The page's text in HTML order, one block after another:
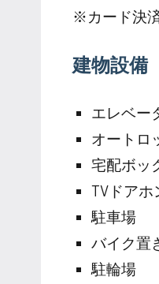
※カード決
建物設備
エレベー
オートロ
宅配ボッ
TVドアホ
駐車場
バイク置
駐輪場